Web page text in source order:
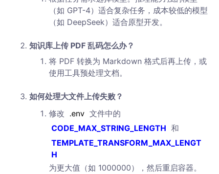
（如 GPT-4）适合复杂任务，成本较低的模型
（如 DeepSeek）适合原型开发。
知识库上传 PDF 乱码怎么办？
将 PDF 转换为 Markdown 格式后再上传，或
使用工具预处理文档。
如何处理大文件上传失败？
修改 .env 文件中的
CODE_MAX_STRING_LENGTH 和
TEMPLATE_TRANSFORM_MAX_LENGT
H
为更大值（如 1000000），然后重启容器。